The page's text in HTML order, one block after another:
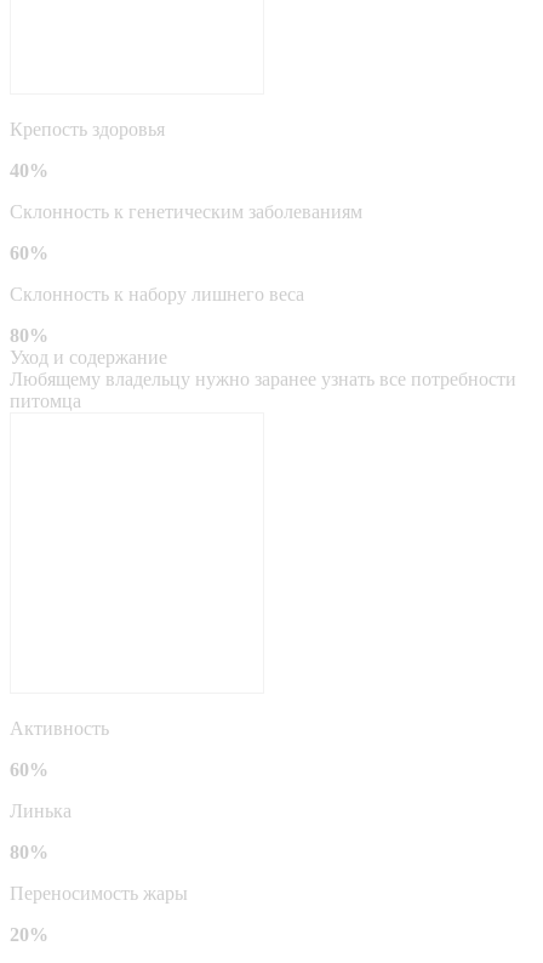
Крепость здоровья
40%
Склонность к генетическим заболеваниям
60%
Склонность к набору лишнего веса
80%
Уход и содержание
Любящему владельцу нужно заранее узнать все потребности
питомца
Активность
60%
Линька
80%
Переносимость жары
20%